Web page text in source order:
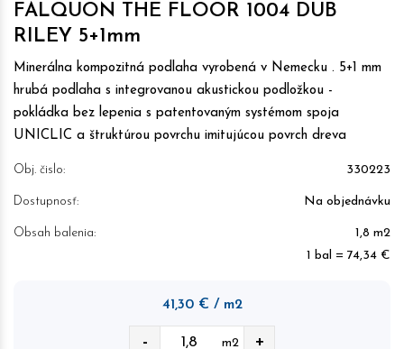
FALQUON THE FLOOR 1004 DUB
RILEY 5+1mm
Minerálna kompozitná podlaha vyrobená v Nemecku . 5+1 mm
hrubá podlaha s integrovanou akustickou podložkou -
pokládka bez lepenia s patentovaným systémom spoja
UNICLIC a štruktúrou povrchu imitujúcou povrch dreva
Obj. čislo: 330223
Dostupnosť: Na objednávku
Obsah balenia:
1,8 m2
1 bal = 74,34 €
41,30 € / m2
- m2 +